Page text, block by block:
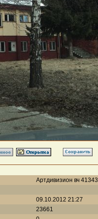
Артдивизион вч 41343
09.10.2012 21:27
23661